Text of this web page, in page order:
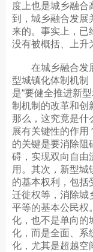
度上也是城乡融合
到，城乡融合发展
来的。事实上，已
没有被概括、上升
在城乡融合发展
型城镇化体制机制
是“要健全推进新
制机制的改革和创
那么，这究竟是什
展有关键性的作用
的关键是要消除阻
碍，实现双向自由
用。其次，新型城
的基本权利，包括
迁徙权等，消除城
平等的基本公民权
化，也不是单向的
化，而是全面、系
化，尤其是超越空